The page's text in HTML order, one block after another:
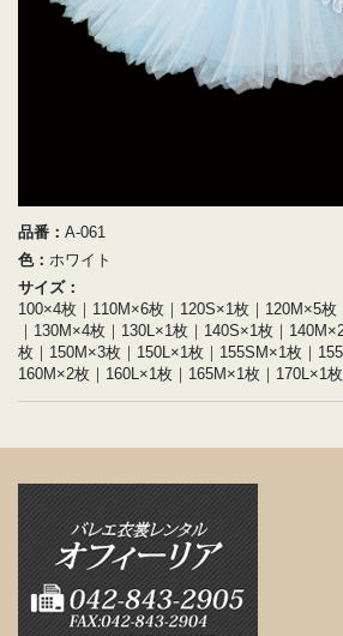
品番： A-061
色： ホワイト
サイズ：
100×4枚｜110M×6枚｜120S×1枚｜120M×5
｜130M×4枚｜130L×1枚｜140S×1枚｜
枚｜150M×3枚｜150L×1枚｜155SM×1枚｜
160M×2枚｜160L×1枚｜165M×1枚｜170L×1